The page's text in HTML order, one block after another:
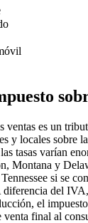
ventas es un
y locales sobre
tasas varían
Montana y
si se
diferencia del
el
venta final al